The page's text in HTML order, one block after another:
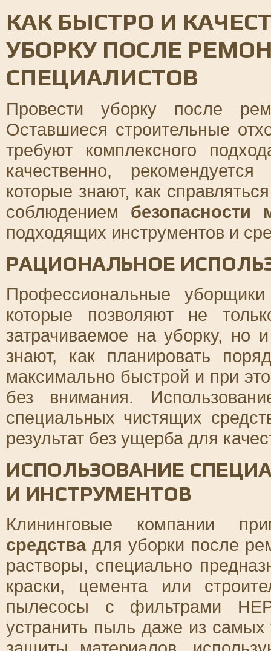
КАК БЫСТРО И
УБОРКУ ПОСЛЕ
СПЕЦИАЛИСТОВ
Провести уборку после
Оставшиеся строительные
требуют комплексного
качественно,
которые знают, как
соблюдением безопасности
подходящих инструментов и
РАЦИОНАЛЬНОЕ
Профессиональные
которые позволяют не
затрачиваемое на уборку, но
знают, как планировать
максимально быстрой и при
без внимания.
специальных чистящих
результат без ущерба для
ИСПОЛЬЗОВАНИЕ
И ИНСТРУМЕНТОВ
Клининговые компании
средствадля уборки после
растворы, специально
краски, цемента или
пылесосы с фильтрами
устранить пыль даже из